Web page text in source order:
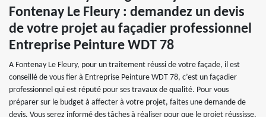
Fontenay Le Fleury : demandez un devis
de votre projet au façadier professionnel
Entreprise Peinture WDT 78
A Fontenay Le Fleury, pour un traitement réussi de votre façade, il est
conseillé de vous fier à Entreprise Peinture WDT 78, c’est un façadier
professionnel qui est réputé pour ses travaux de qualité. Pour vous
préparer sur le budget à affecter à votre projet, faites une demande de
devis. Vous serez informé des tâches à réaliser pour que le projet réussisse.